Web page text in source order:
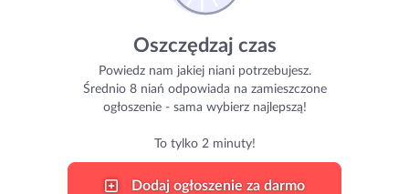
Oszczędzaj czas
Powiedz nam jakiej niani potrzebujesz.
Średnio 8 niań odpowiada na zamieszczone
ogłoszenie - sama wybierz najlepszą!
To tylko 2 minuty!
Dodaj ogłoszenie za darmo